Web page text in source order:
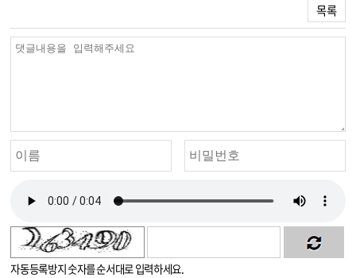
목록
자동등록방지 숫자를 순서대로 입력하세요.